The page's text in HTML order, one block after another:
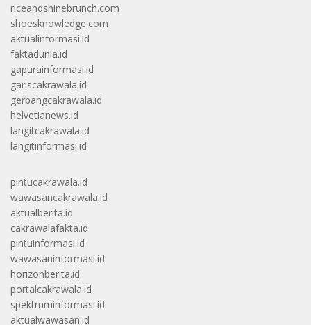
riceandshinebrunch.com
shoesknowledge.com
aktualinformasi.id
faktadunia.id
gapurainformasi.id
gariscakrawala.id
gerbangcakrawala.id
helvetianews.id
langitcakrawala.id
langitinformasi.id
pintucakrawala.id
wawasancakrawala.id
aktualberita.id
cakrawalafakta.id
pintuinformasi.id
wawasaninformasi.id
horizonberita.id
portalcakrawala.id
spektruminformasi.id
aktualwawasan.id